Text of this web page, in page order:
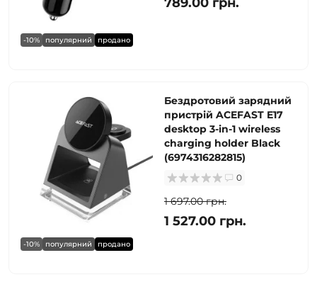
-10% популярний продано
-10% популярний продано
Бездротовий зарядний
пристрій ACEFAST E17
desktop 3-in-1 wireless
charging holder Black
(6974316282815)
0
1 697.00 грн.
1 527.00 грн.